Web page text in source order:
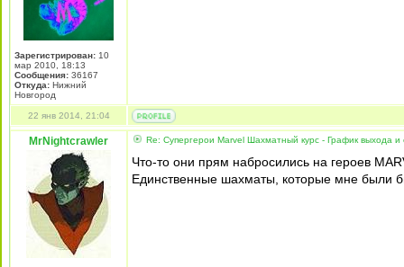
Зарегистрирован: 10
мар 2010, 18:13
Сообщения: 36167
Откуда: Нижний
Новгород
22 янв 2014, 21:04
MrNightcrawler Re: Супергерои Marvel Шахматный курс - График выхода и
Что-то они прям набросились на героев
Единственные шахматы, которые мне были